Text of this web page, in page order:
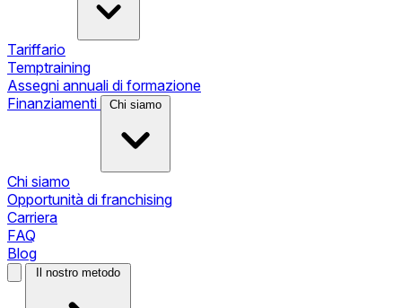
Tariffario
Temptraining
Assegni annuali di formazione
Finanziamenti
Chi siamo
Chi siamo
Opportunità di franchising
Carriera
FAQ
Blog
Il nostro metodo